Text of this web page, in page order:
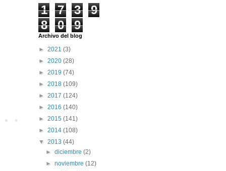
1 7 3
9
8
0 9
Archivo del blog
► 2021 (3)
► 2020 (28)
► 2019 (74)
► 2018 (109)
► 2017 (124)
► 2016 (140)
► 2015 (141)
► 2014 (108)
▼ 2013 (44)
►diciembre(2)
►noviembre(12)